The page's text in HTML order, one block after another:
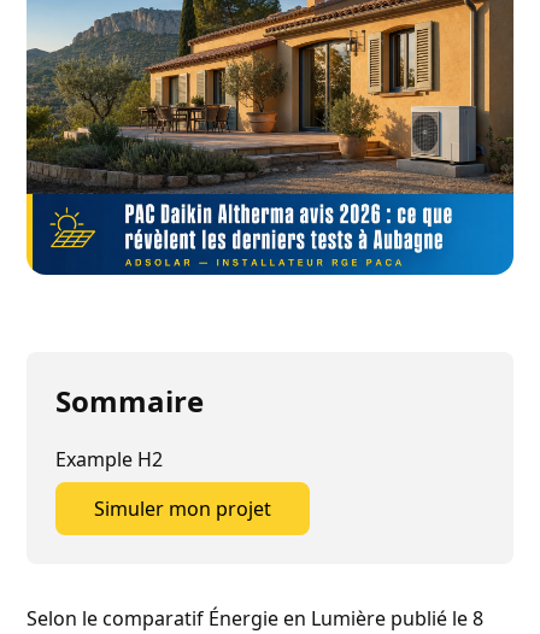
Sommaire
Example H2
Simuler mon projet
Selon le comparatif Énergie en Lumière publié le 8